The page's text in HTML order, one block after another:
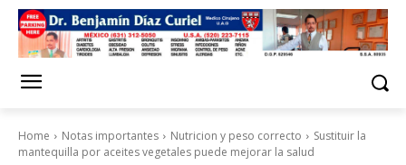
Home Notas importantes Nutricion y peso correcto
Sustituir la
mantequilla por aceites vegetales puede mejorar la salud